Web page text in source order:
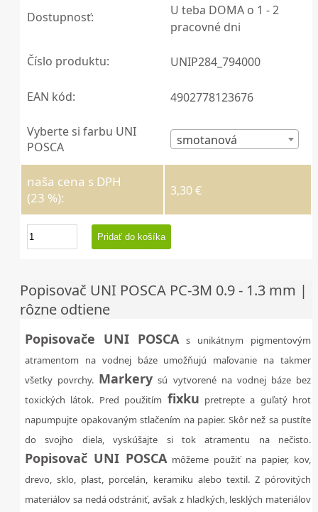
Dostupnosť:
U teba DOMA o 1 - 2
pracovné dni
Číslo produktu: UNIP284_794000
EAN kód: 4902778123676
Vyberte si farbu UNI
POSCA
smotanová
naša cena s DPH
(23 %):
3,30 €
Popisovač UNI POSCA PC-3M 0.9 - 1.3 mm |
rôzne odtiene
Popisovače UNI POSCAs unikátnym pigmentovým
atramentom na vodnej báze umožňujú maľovanie na takmer
všetky povrchy. Markery sú vytvorené na vodnej báze bez
toxických látok. Pred použitím fixku pretrepte a guľatý hrot
napumpujte opakovaným stlačením na papier. Skôr než sa pustíte
do svojho diela, vyskúšajte si tok atramentu na nečisto.
Popisovač UNI POSCAmôžeme použiť na papier, kov,
drevo, sklo, plast, porcelán, keramiku alebo textil. Z pórovitých
materiálov sa nedá odstrániť, avšak z hladkých, lesklých materiálov